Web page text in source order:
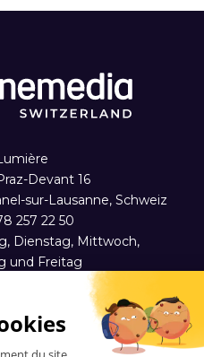
Devant 16
sur-Lausanne, Schweiz
257 22 50
Dienstag, Mittwoch,
und Freitag
| 13:00 - 18:00
neonlumiere.ch